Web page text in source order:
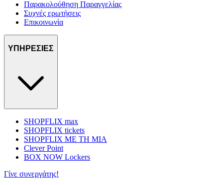
Παρακολούθηση Παραγγελίας
Συχνές ερωτήσεις
Επικοινωνία
ΥΠΗΡΕΣΙΕΣ
SHOPFLIX max
SHOPFLIX tickets
SHOPFLIX ΜΕ ΤΗ ΜΙΑ
Clever Point
BOX NOW Lockers
Γίνε συνεργάτης!